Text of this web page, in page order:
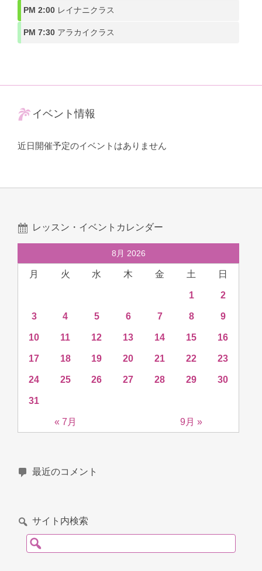
PM 2:00 レイナニクラス
PM 7:30 アラカイクラス
イベント情報
近日開催予定のイベントはありません
レッスン・イベントカレンダー
8月 2026
月 火 水 木 金 土 日
« 7月 9月 »
1 2
3 4 5 6 7 8 9
10 11 12 13 14 15 16
17 18 19 20 21 22 23
24 25 26 27 28 29 30
31
最近のコメント
サイト内検索
検索: